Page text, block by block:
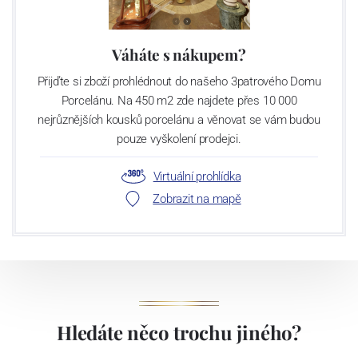
v říjnu r. 2009 pod novým jménem Crystalite Bohemia s. r. o.
s novým majitelem - podnikatelem Luborem Cervou. V
současnosti světelská sklárna provozuje 5 tavících agregátů s
denní kapacitou utavení 145 tun skloviny, což představuje asi 55
milionů kusů strojně foukaných sklenic a odlivek a 11 milionu kusů
dárkových předmětů ročně. V uplynulých letech firma výrazně
investovala do moderních výrobních technologií, nyní provozuje tři
vysoce výkonné linky na výrobu nápojového skla s denní kapacitou
kolem 150 tisíc kusů výrobků. Linky jsou vybaveny
nejmodernějšími prohlížečkami, které zaručují stabilní a vysokou
kvalitu našich produktů.
Váháte s nákupem?
Přijďte si zboží prohlédnout do našeho 3patrového Domu
Porcelánu. Na 450 m2 zde najdete přes 10 000
nejrůznějších kousků porcelánu a věnovat se vám budou
pouze vyškolení prodejci.
Virtuální prohlídka
Zobrazit na mapě
Hledáte něco trochu jiného?